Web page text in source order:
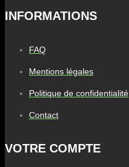
INFORMATIONS
FAQ
Mentions légales
Politique de confidentialité
Contact
VOTRE COMPTE